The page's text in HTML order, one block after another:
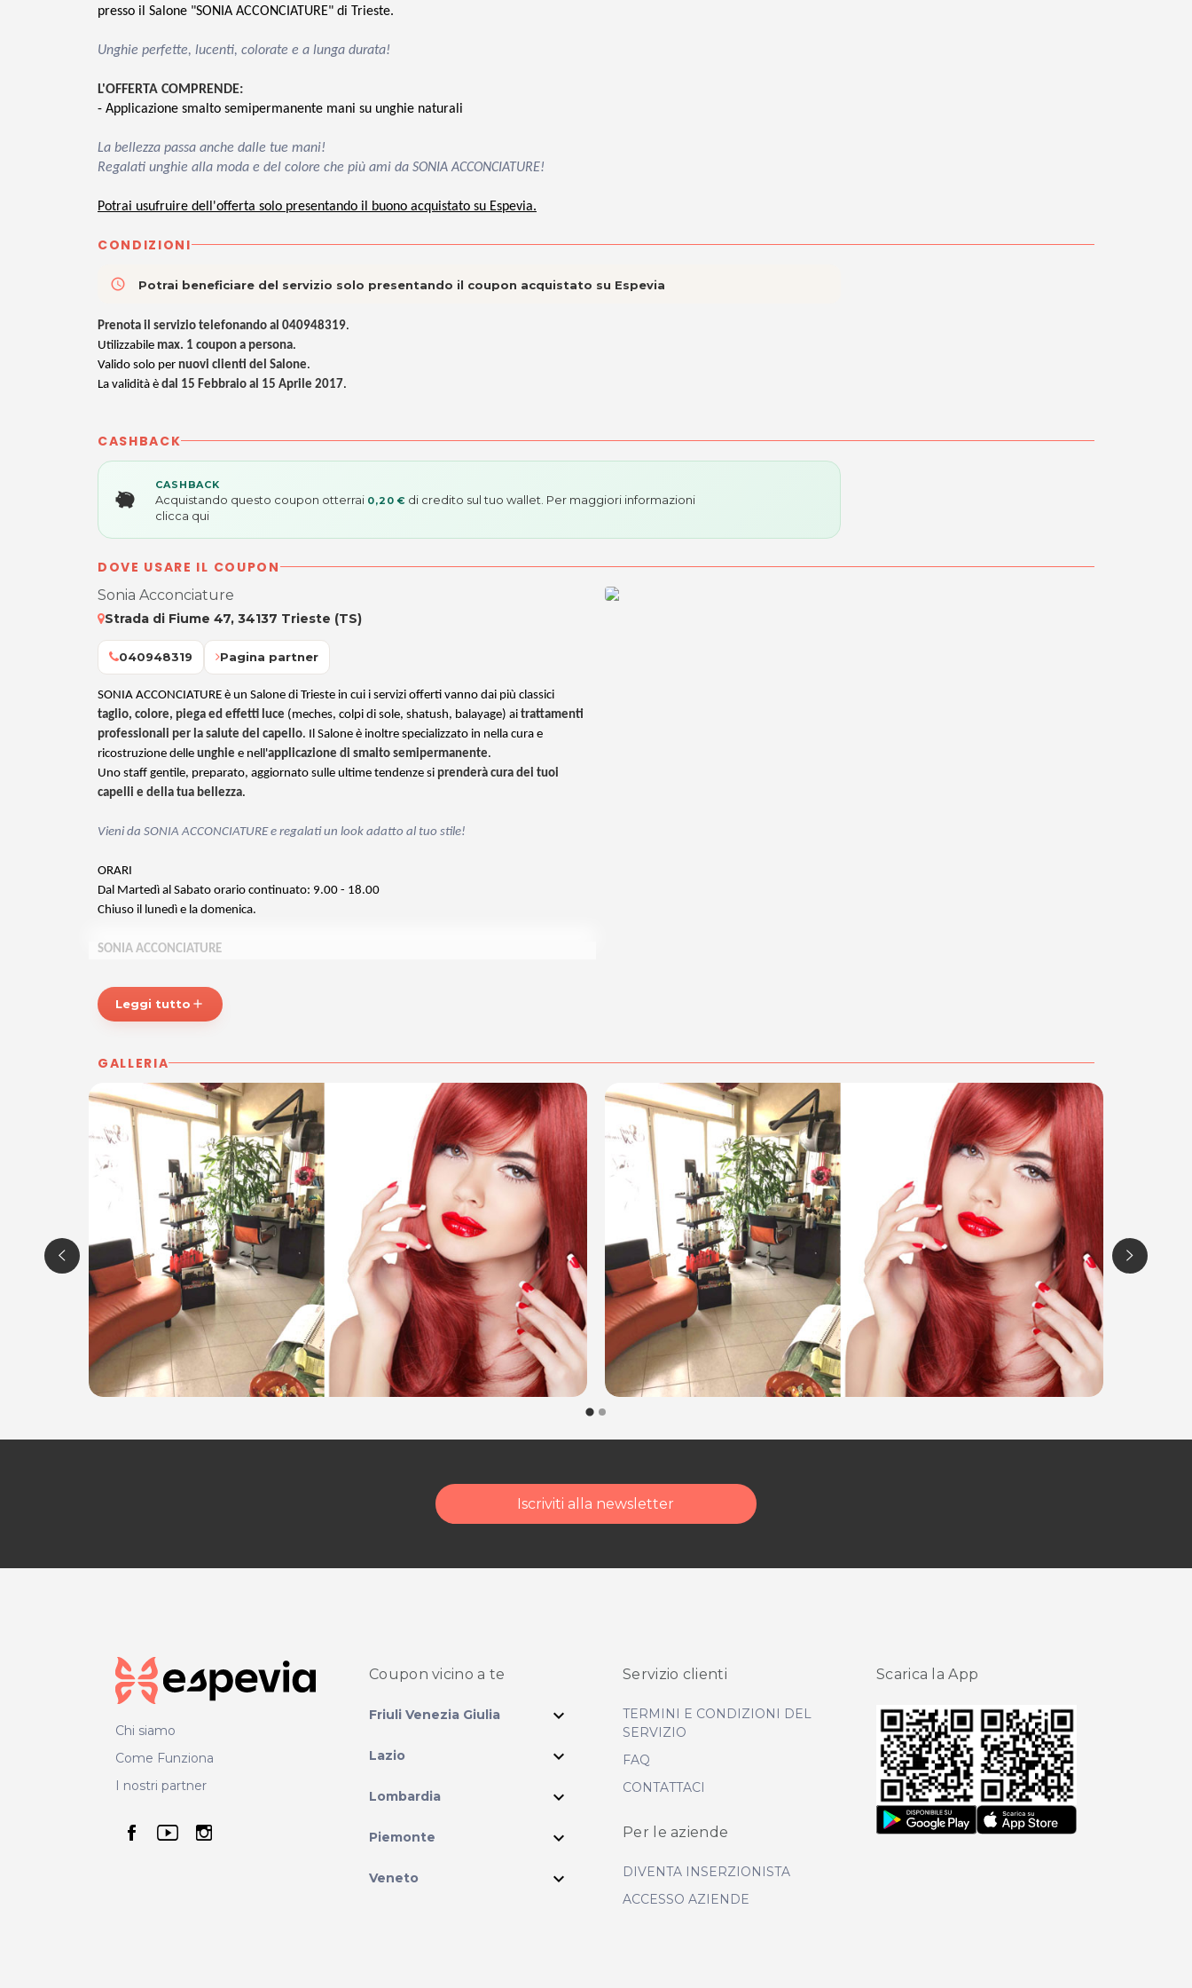
presso il Salone "SONIA ACCONCIATURE" di Trieste.
Unghie perfette, lucenti, colorate e a lunga durata!
L'OFFERTA COMPRENDE:
- Applicazione smalto semipermanente mani su unghie naturali
La bellezza passa anche dalle tue mani!
Regalati unghie alla moda e del colore che più ami da SONIA ACCONCIATURE!
Potrai usufruire dell'offerta solo presentando il buono acquistato su Espevia.
CONDIZIONI
access_time Potrai beneficiare del servizio solo presentando il coupon acquistato su Espevia
Prenota il servizio telefonando al 040948319.
Utilizzabile max. 1 coupon a persona.
Valido solo per nuovi clienti del Salone.
La validità è dal 15 Febbraio al 15 Aprile 2017.
CASHBACK
CASHBACK
Acquistando questo coupon otterrai 0,20 € di credito sul tuo wallet. Per maggiori informazioni
clicca qui
DOVE USARE IL COUPON
Sonia Acconciature
Strada di Fiume 47, 34137 Trieste (TS)
040948319 Pagina partner
SONIA ACCONCIATURE è un Salone di Trieste in cui i servizi offerti vanno dai più classici
taglio, colore, piega ed effetti luce (meches, colpi di sole, shatush, balayage) ai trattamenti
professionali per la salute del capello. Il Salone è inoltre specializzato in nella cura e
ricostruzione delle unghie e nell'applicazione di smalto semipermanente.
Uno staff gentile, preparato, aggiornato sulle ultime tendenze si prenderà cura dei tuoi
capelli e della tua bellezza.
Vieni da SONIA ACCONCIATURE e regalati un look adatto al tuo stile!
ORARI
Dal Martedì al Sabato orario continuato: 9.00 - 18.00
Chiuso il lunedì e la domenica.
SONIA ACCONCIATURE
34137 Trieste
Tel. 040948319
Per ulteriori informazioni sull'offerta o sulle modalità di acquisto scrivi aposta@espevia.it.
Leggi tutto add
GALLERIA
Iscriviti alla newsletter
Chi siamo
Come Funziona
I nostri partner
seguici su facebook
seguici su youtube
seguici su instagram
Coupon vicino a te
Friuli Venezia Giulia expand_more
Lazio expand_more
Lombardia expand_more
Piemonte expand_more
Veneto expand_more
Servizio clienti
TERMINI E CONDIZIONI DEL
SERVIZIO
FAQ
CONTATTACI
Per le aziende
DIVENTA INSERZIONISTA
ACCESSO AZIENDE
Scarica la App